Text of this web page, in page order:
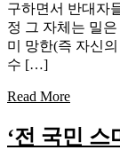
구하면서 반대자
정 그 자체는 밀
미 망한(즉 자신
수 […]
Read More
‘전 국민 스